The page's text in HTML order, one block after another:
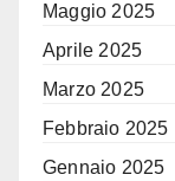
Maggio 2025
Aprile 2025
Marzo 2025
Febbraio 2025
Gennaio 2025